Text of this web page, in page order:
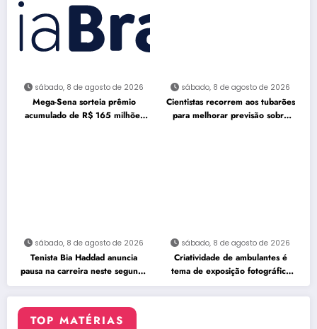
sábado, 8 de agosto de 2026
Mega-Sena sorteia prêmio
acumulado de R$ 165 milhões
sábado, 8 de agosto de 2026
Cientistas recorrem aos tubarões
para melhorar previsão sobre
sábado, 8 de agosto de 2026
Tenista Bia Haddad anuncia
pausa na carreira neste segundo
semestre
sábado, 8 de agosto de 2026
Criatividade de ambulantes é
tema de exposição fotográfica
no Rio
TOP MATÉRIAS